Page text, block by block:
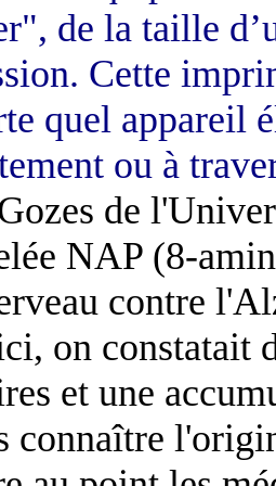
de la taille
Cette
quel appareil
ou à
de
NAP (8-
contre
on constatait
et une
connaître